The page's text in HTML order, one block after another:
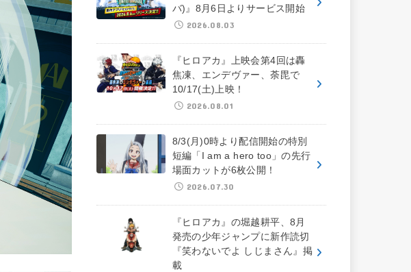
バ)』8月6日よりサービス開始
2026.08.03
『ヒロアカ』上映会第4回は轟
焦凍、エンデヴァー、荼毘で
10/17(土)上映！
2026.08.01
8/3(月)0時より配信開始の特別
短編「I am a hero too」の先行
場面カットが6枚公開！
2026.07.30
『ヒロアカ』の堀越耕平、8月
発売の少年ジャンプに新作読切
『笑わないでよ しじまさん』掲
載